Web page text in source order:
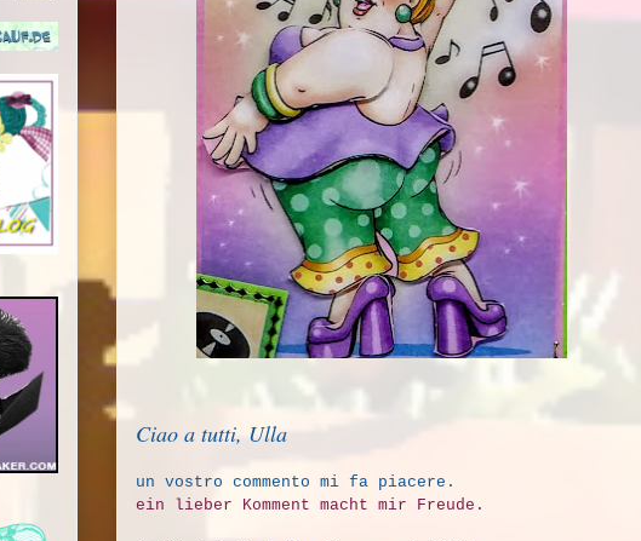
Ciao a tutti, Ulla
un vostro commento mi fa piacere.
ein lieber Komment macht mir Freude.